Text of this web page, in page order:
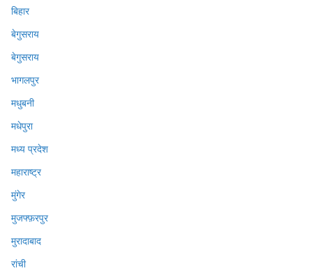
बिहार
बेगुसराय
बेगुसराय
भागलपुर
मधुबनी
मधेपुरा
मध्य प्रदेश
महाराष्ट्र
मुंगेर
मुजफ्फ़रपुर
मुरादाबाद
रांची